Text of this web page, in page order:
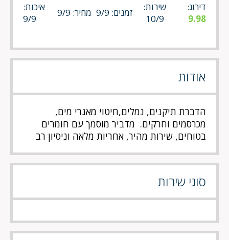
דירוג:
9.98
שירות:
10/9
זמנים: 9/9 מחיר: 9/9
איכות:
9/9
אודות
הדברת תיקנים, נמלים,חיטוי מאגרי מים,
מכרסמים וחרקים. מדביר מוסמך עם חומרים
בטוחים, שירות מהיר, אחריות מלאה וניסיון רב
סוגי שירות